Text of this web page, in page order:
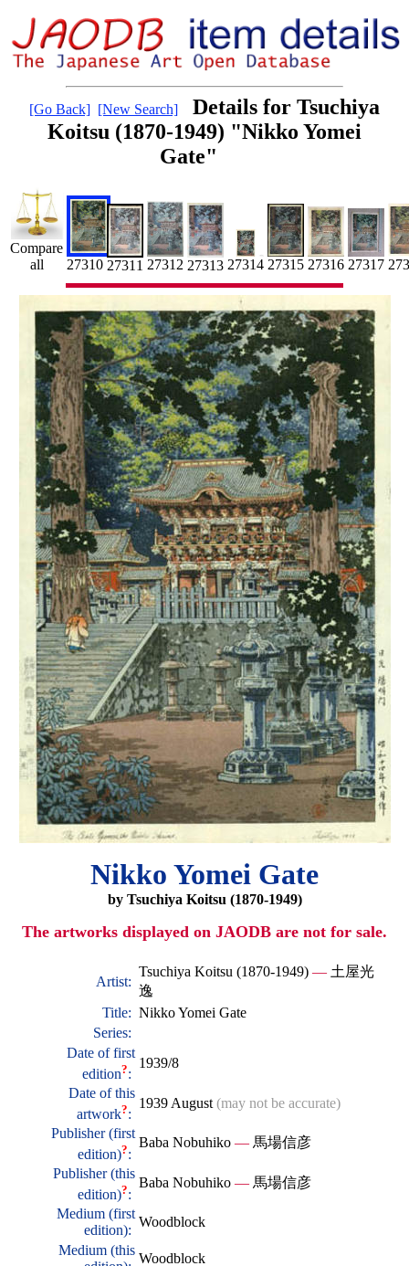
[Go Back] [New Search]
Details for Tsuchiya
Koitsu (1870-1949) "Nikko Yomei
Gate"
Compare
all
27310 27311 27312 27313 27314 27315 27316 27317
Nikko Yomei Gate
by Tsuchiya Koitsu (1870-1949)
The artworks displayed on JAODB are not for sale.
Artist:
Tsuchiya Koitsu (1870-1949) — 土屋光
逸
Title: Nikko Yomei Gate
Series:
Date of first
edition?:
1939/8
Date of this
artwork?:
1939 August (may not be accurate)
Publisher (first
edition)?:
Baba Nobuhiko — 馬場信彦
Publisher (this
edition)?:
Baba Nobuhiko — 馬場信彦
Medium (first
edition):
Woodblock
Medium (this
Woodblock